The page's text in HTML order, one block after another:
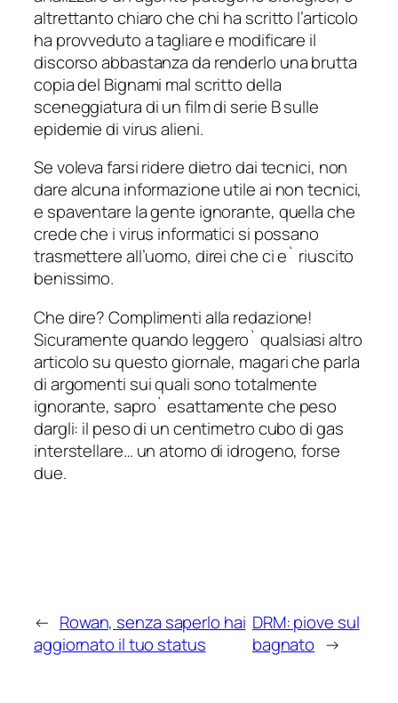
altrettanto chiaro che chi ha scritto l’articolo
ha provveduto a tagliare e modificare il
discorso abbastanza da renderlo una brutta
copia del Bignami mal scritto della
sceneggiatura di un film di serie B sulle
epidemie di virus alieni.
Se voleva farsi ridere dietro dai tecnici, non
dare alcuna informazione utile ai non tecnici,
e spaventare la gente ignorante, quella che
crede che i virus informatici si possano
trasmettere all’uomo, direi che ci e` riuscito
benissimo.
Che dire? Complimenti alla redazione!
Sicuramente quando leggero` qualsiasi altro
articolo su questo giornale, magari che parla
di argomenti sui quali sono totalmente
ignorante, sapro` esattamente che peso
dargli: il peso di un centimetro cubo di gas
interstellare… un atomo di idrogeno, forse
due.
← Rowan, senza saperlo hai
aggiornato il tuo status
DRM: piove sul
bagnato →